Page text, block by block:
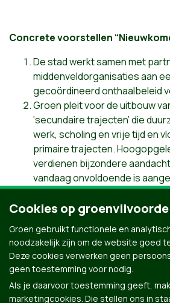
Concrete voorstellen
De stad werkt samen met
middenveldorganisaties aan
gecoördineerd onthaalbeleid
Groen pleit voor de uitbouw
‘secundaire trajecten’ die
werk, scholing en vrije tijd en
primaire trajecten.
verdienen bijzondere
vandaag onvoldoende is
laaggeschoolden is er
Het ondersteunen van
werkgevers te sensibiliseren,
organiseren en
als opstap naar werk.
Cookies op
Groen gebruikt functionele en
noodzakelijk zijn om de website goed
Deze cookies verwerken geen
geen toestemming voor nodig.
Als je daarvoor toestemming geeft,
marketingcookies. Die stellen ons in